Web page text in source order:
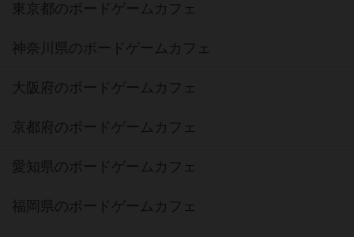
東京都のボードゲームカフェ
神奈川県のボードゲームカフェ
大阪府のボードゲームカフェ
京都府のボードゲームカフェ
愛知県のボードゲームカフェ
福岡県のボードゲームカフェ